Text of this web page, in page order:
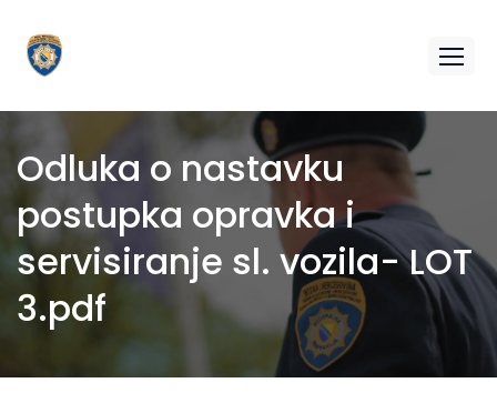
Odluka o nastavku
postupka opravka i
servisiranje sl. vozila- LOT
3.pdf